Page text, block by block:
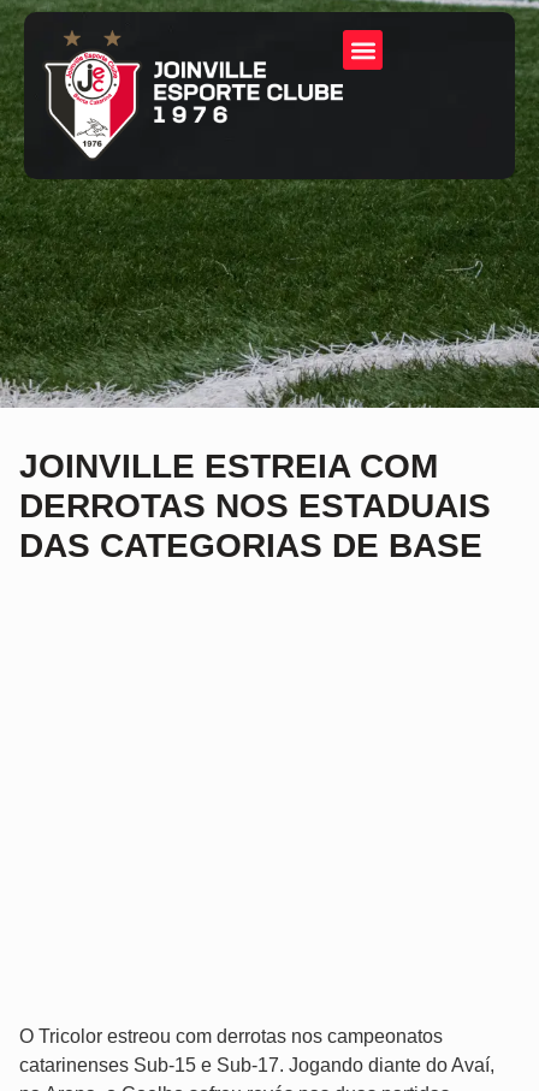
JOINVILLE ESTREIA COM
DERROTAS NOS ESTADUAIS
DAS CATEGORIAS DE BASE
O Tricolor estreou com derrotas nos campeonatos
catarinenses Sub-15 e Sub-17. Jogando diante do Avaí,